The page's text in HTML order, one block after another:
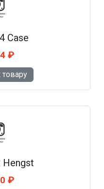
Case
₽
товару
Hengst
₽